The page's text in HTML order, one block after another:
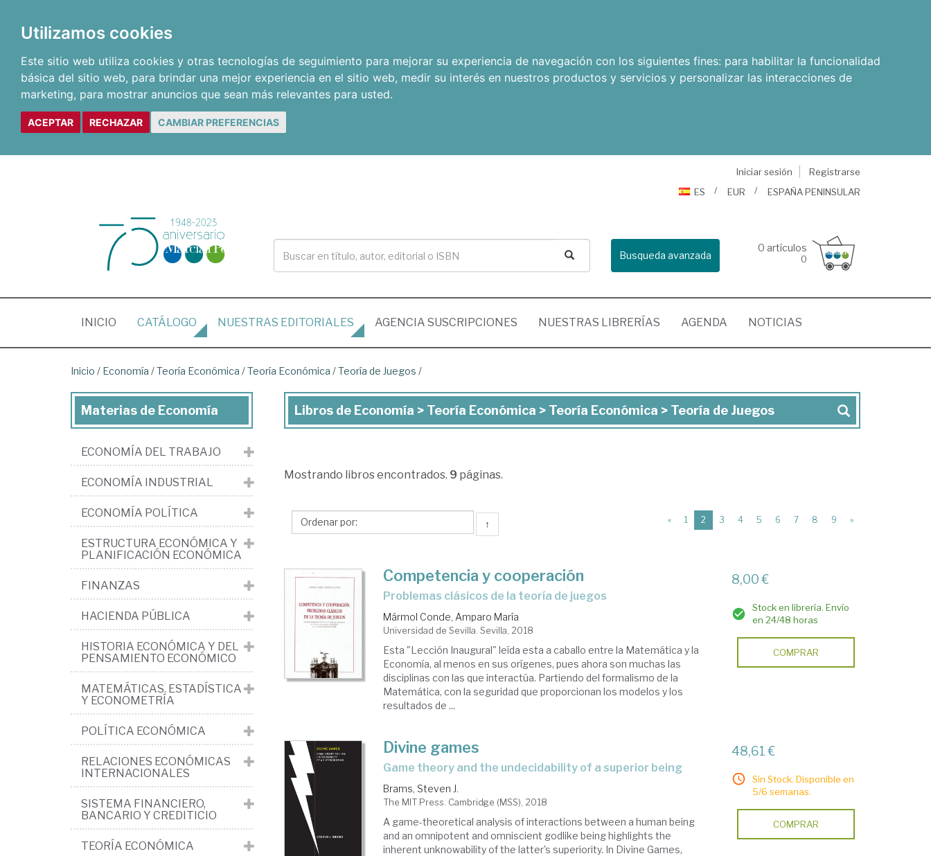
Utilizamos cookies
Este sitio web utiliza cookies y otras tecnologías de seguimiento para mejorar su experiencia de navegación con los siguientes fines: para habilitar la funcionalidad
básica del sitio web, para brindar una mejor experiencia en el sitio web, medir su interés en nuestros productos y servicios y personalizar las interacciones de
marketing, para mostrar anuncios que sean más relevantes para usted.
ACEPTAR RECHAZAR CAMBIAR PREFERENCIAS
Iniciar sesión
Registrarse
ES
EUR ESPAÑA PENINSULAR
Busqueda avanzada
0 artículos
0
INICIO (CURRENT)
CATÁLOGO NUESTRAS EDITORIALES AGENCIA SUSCRIPCIONES NUESTRAS LIBRERÍAS AGENDA NOTICIAS
Inicio / Economía /Teoría Económica /Teoría Económica /Teoría de Juegos /
Libros
>
Económica
Teoría
Económica
Teoría
Juegos
Libros de Economía > Teoría Económica > Teoría Económica > Teoría de Juegos
Mostrando libros encontrados. 9 páginas.
↑ « 1 2 (current)
3 4 5 6 7 8 9 »
Competencia y cooperación
problemas clásicos de la teoría de juegos
Mármol Conde, Amparo María
Universidad de Sevilla. Sevilla, 2018
Esta "Lección Inaugural" leída esta a caballo entre la Matemática y la
Economía, al menos en sus orígenes, pues ahora son muchas las
disciplinas con las que interactúa. Partiendo del formalismo de la
Matemática, con la seguridad que proporcionan los modelos y los
resultados de ...
8,00 €
Stock en librería. Envío
en 24/48 horas
COMPRAR
Divine games
game theory and the undecidability of a superior being
Brams, Steven J.
The MIT Press. Cambridge (MSS), 2018
A game-theoretical analysis of interactions between a human being
and an omnipotent and omniscient godlike being highlights the
inherent unknowability of the latter's superiority. In Divine Games,
48,61 €
Sin Stock. Disponible en
5/6 semanas.
COMPRAR
Materias de Economía
ECONOMÍA DEL TRABAJO
ECONOMÍA INDUSTRIAL
ECONOMÍA POLÍTICA
ESTRUCTURA ECONÓMICA Y
PLANIFICACIÓN ECONÓMICA
FINANZAS
HACIENDA PÚBLICA
HISTORIA ECONÓMICA Y DEL
PENSAMIENTO ECONÓMICO
MATEMÁTICAS. ESTADÍSTICA
Y ECONOMETRÍA
POLÍTICA ECONÓMICA
RELACIONES ECONÓMICAS
INTERNACIONALES
SISTEMA FINANCIERO,
BANCARIO Y CREDITICIO
TEORÍA ECONÓMICA